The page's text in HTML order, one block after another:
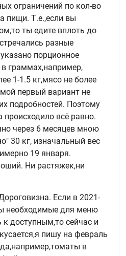
ограничений по кол-во
пищи. Т.е.,если вы
ты едите вплоть до
разные
порционное
в граммах,например,
1-1.5 кг,мясо не более
первый вариант не
подробностей. Поэтому
происходило всё равно.
через 6 месяцев мною
30 кг, изначальный вес
19 января.
Ни растяжек,ни
Если в 2021-
необходимые для меню
к доступным,то сейчас и
пишу на февраль
в